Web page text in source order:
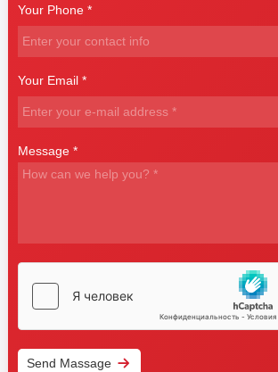
Your Phone *
Your Email *
Message *
Send Massage